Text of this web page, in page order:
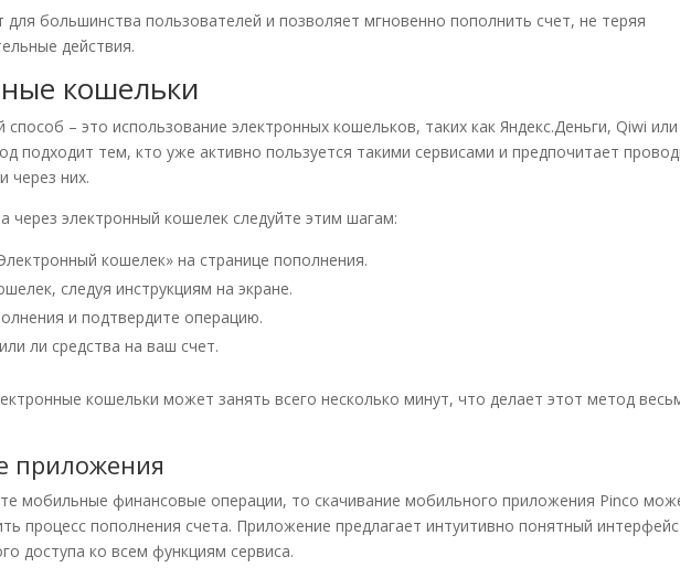
большинства пользователей и позволяет мгновенно пополнить счет, не теряя
действия.
кошельки
– это использование электронных кошельков, таких как Яндекс.Деньги, Qiwi или
подходит тем, кто уже активно пользуется такими сервисами и предпочитает
через них.
через электронный кошелек следуйте этим шагам:
кошелек» на странице пополнения.
следуя инструкциям на экране.
и подтвердите операцию.
ли средства на ваш счет.
кошельки может занять всего несколько минут, что делает этот метод
приложения
мобильные финансовые операции, то скачивание мобильного приложения Pinco
процесс пополнения счета. Приложение предлагает интуитивно понятный
доступа ко всем функциям сервиса.